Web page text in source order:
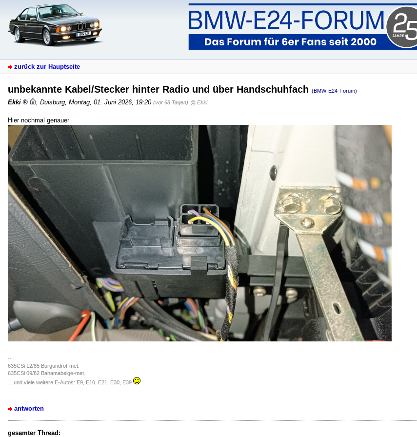
zurück zur Hauptseite
unbekannte Kabel/Stecker hinter Radio und über Handschuhfach (BMW-E24-Forum)
Ekki , Duisburg, Montag, 01. Juni 2026, 19:20 (vor 68 Tagen) @ Ekki
Hier nochmal genauer
--
635CSi 12/85 Burgundrot-met.
635CSi 09/82 Bahamabeige-met.
... und viele weitere E-Autos: E9, E10, E21, E30, E39
antworten
gesamter Thread: